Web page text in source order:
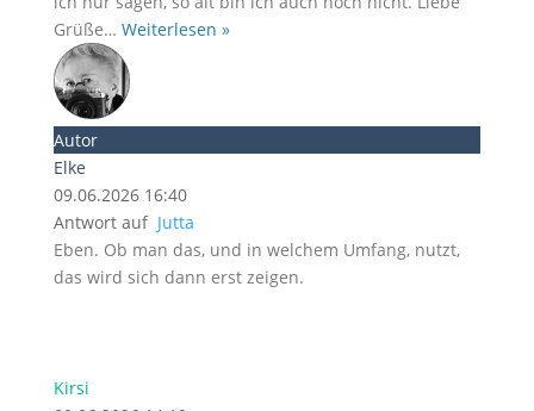
Grüße… Weiterlesen »
Autor
Elke
09.06.2026 16:40
Antwort auf Jutta
Eben. Ob man das, und in welchem Umfang, nutzt,
das wird sich dann erst zeigen.
Kirsi